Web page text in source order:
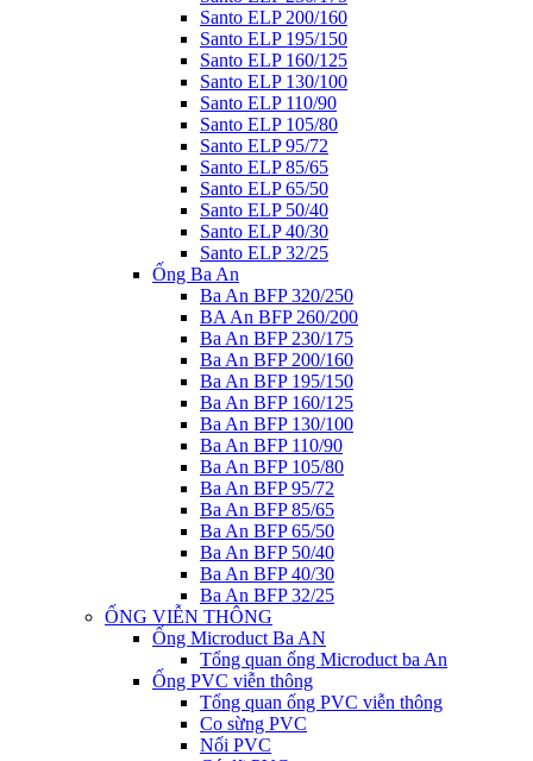
Santo ELP 200/160
Santo ELP 195/150
Santo ELP 160/125
Santo ELP 130/100
Santo ELP 110/90
Santo ELP 105/80
Santo ELP 95/72
Santo ELP 85/65
Santo ELP 65/50
Santo ELP 50/40
Santo ELP 40/30
Santo ELP 32/25
Ống Ba An
Ba An BFP 320/250
BA An BFP 260/200
Ba An BFP 230/175
Ba An BFP 200/160
Ba An BFP 195/150
Ba An BFP 160/125
Ba An BFP 130/100
Ba An BFP 110/90
Ba An BFP 105/80
Ba An BFP 95/72
Ba An BFP 85/65
Ba An BFP 65/50
Ba An BFP 50/40
Ba An BFP 40/30
Ba An BFP 32/25
ỐNG VIỄN THÔNG
Ống Microduct Ba AN
Tổng quan ống Microduct ba An
Ống PVC viễn thông
Tổng quan ống PVC viễn thông
Co sừng PVC
Nối PVC